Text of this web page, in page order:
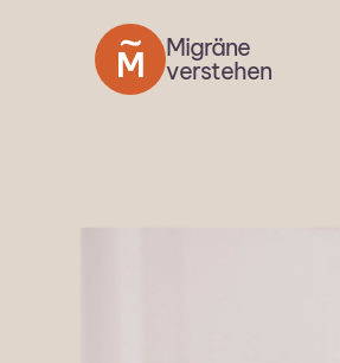
Migräne
verstehen